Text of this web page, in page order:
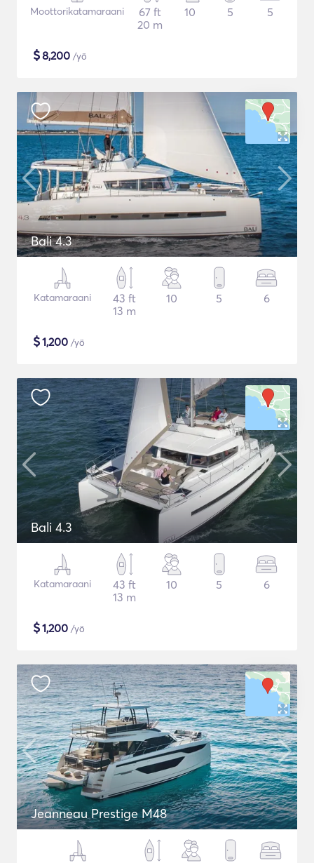
Moottorikatamaraani
67 ft
20 m
10 5 5
$8,200 /yö
Bali 4.3
Katamaraani
43 ft
13 m
10 5 6
$1,200 /yö
Bali 4.3
Katamaraani
43 ft
13 m
10 5 6
$1,200 /yö
Jeanneau Prestige M48